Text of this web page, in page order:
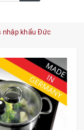
nhập khẩu Đức